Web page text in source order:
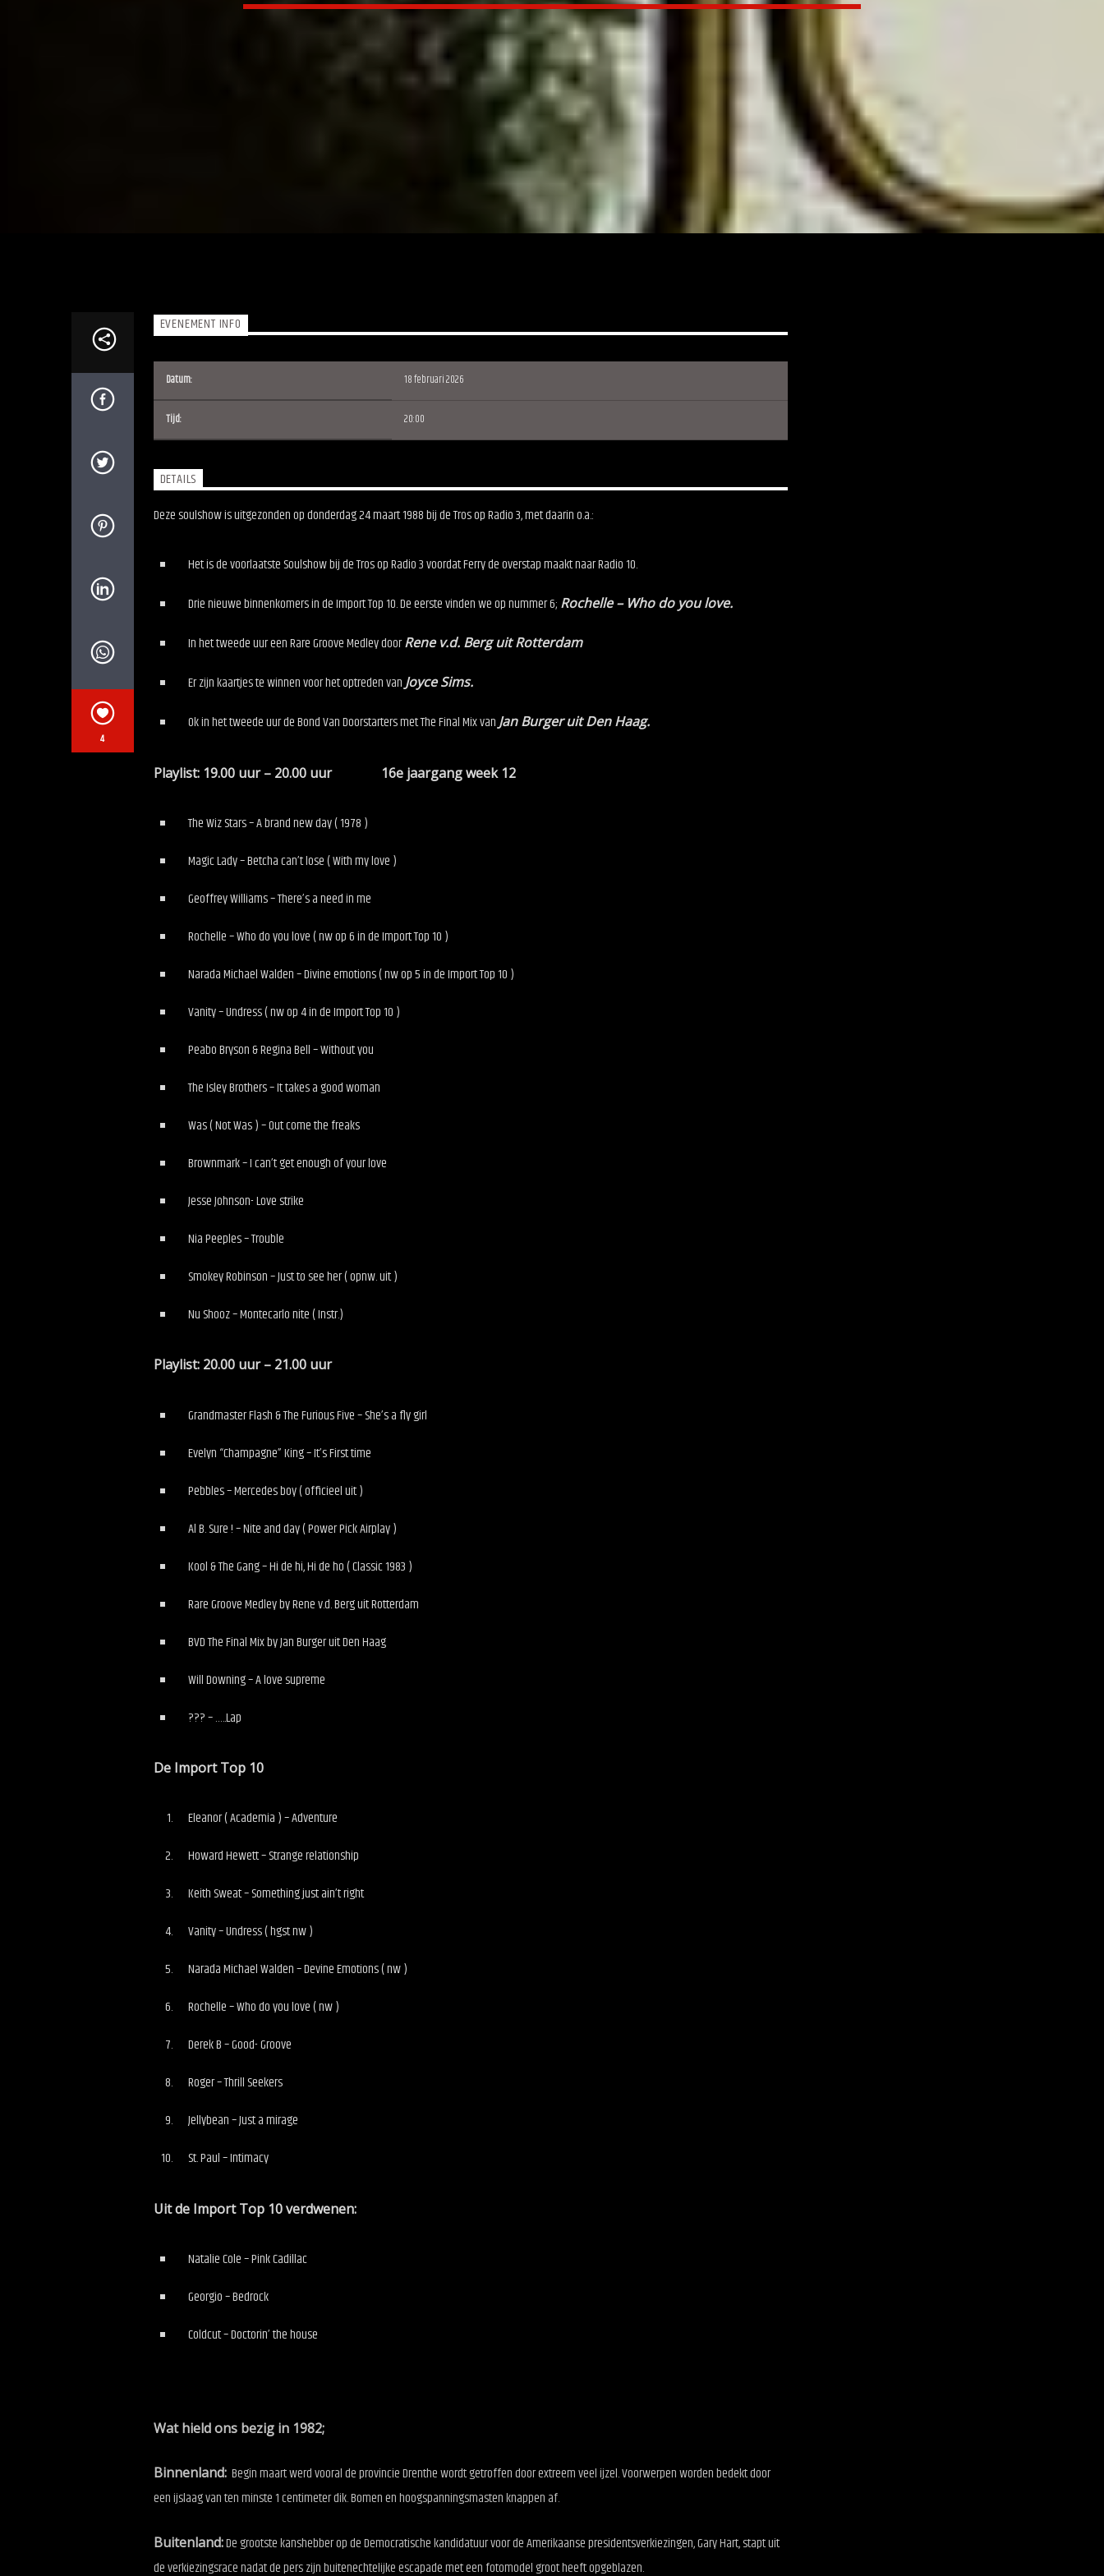
4
EVENEMENT INFO
Datum: 18 februari 2026
Tijd: 20:00
DETAILS
Deze soulshow is uitgezonden op donderdag 24 maart 1988 bij de Tros op Radio 3, met daarin o.a.:
Het is de voorlaatste Soulshow bij de Tros op Radio 3 voordat Ferry de overstap maakt naar Radio 10.
Drie nieuwe binnenkomers in de Import Top 10. De eerste vinden we op nummer 6; Rochelle – Who do you love.
In het tweede uur een Rare Groove Medley doorRene v.d. Berg uit Rotterdam
Er zijn kaartjes te winnen voor het optreden vanJoyce Sims.
Ok in het tweede uur de Bond Van Doorstarters met The Final Mix vanJan Burger uit Den Haag.
Playlist: 19.00 uur – 20.00 uur 16e jaargang week 12
The Wiz Stars – A brand new day ( 1978 )
Magic Lady – Betcha can’t lose ( With my love )
Geoffrey Williams – There’s a need in me
Rochelle – Who do you love ( nw op 6 in de Import Top 10 )
Narada Michael Walden – Divine emotions ( nw op 5 in de Import Top 10 )
Vanity – Undress ( nw op 4 in de Import Top 10 )
Peabo Bryson & Regina Bell – Without you
The Isley Brothers – It takes a good woman
Was ( Not Was ) – Out come the freaks
Brownmark – I can’t get enough of your love
Jesse Johnson- Love strike
Nia Peeples – Trouble
Smokey Robinson – Just to see her ( opnw. uit )
Nu Shooz – Montecarlo nite ( Instr.)
Playlist: 20.00 uur – 21.00 uur
Grandmaster Flash & The Furious Five – She’s a fly girl
Evelyn “Champagne” King – It’s First time
Pebbles – Mercedes boy ( officieel uit )
Al B. Sure ! – Nite and day ( Power Pick Airplay )
Kool & The Gang – Hi de hi, Hi de ho ( Classic 1983 )
Rare Groove Medley by Rene v.d. Berg uit Rotterdam
BVD The Final Mix by Jan Burger uit Den Haag
Will Downing – A love supreme
??? – …..Lap
De Import Top 10
Eleanor ( Academia ) – Adventure
Howard Hewett – Strange relationship
Keith Sweat – Something just ain’t right
Vanity – Undress ( hgst nw )
Narada Michael Walden – Devine Emotions ( nw )
Rochelle – Who do you love ( nw )
Derek B – Good- Groove
Roger – Thrill Seekers
Jellybean – Just a mirage
St. Paul – Intimacy
Uit de Import Top 10 verdwenen:
Natalie Cole – Pink Cadillac
Georgio – Bedrock
Coldcut – Doctorin’ the house
Wat hield ons bezig in 1982;
Binnenland:Begin maart werd vooral de provincie Drenthe wordt getroffen door extreem veel ijzel. Voorwerpen worden bedekt door
een ijslaag van ten minste 1 centimeter dik. Bomen en hoogspanningsmasten knappen af.
Buitenland:De grootste kanshebber op de Democratische kandidatuur voor de Amerikaanse presidentsverkiezingen, Gary Hart, stapt uit
de verkiezingsrace nadat de pers zijn buitenechtelijke escapade met een fotomodel groot heeft opgeblazen.